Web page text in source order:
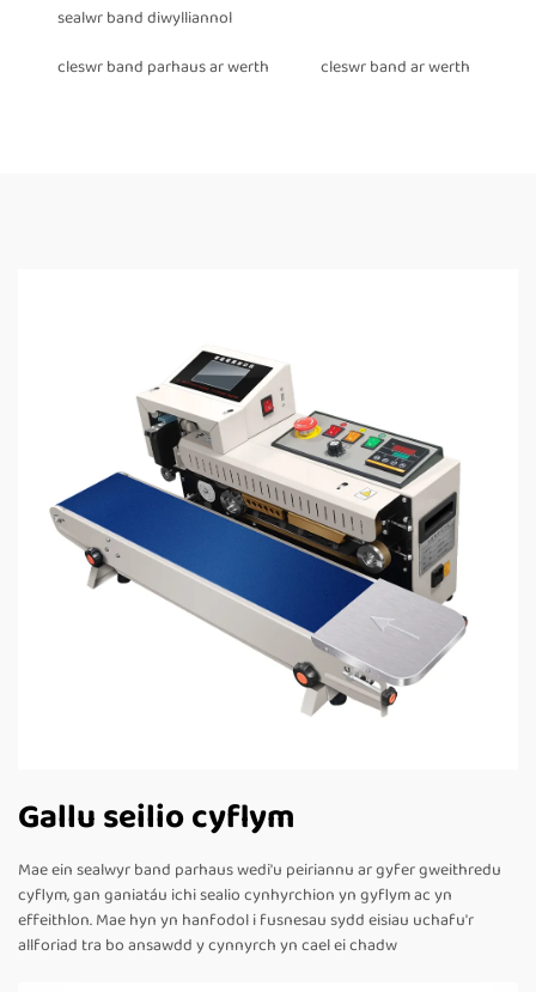
sealwr band diwylliannol
cleswr band parhaus ar werth
cleswr band ar werth
Gallu seilio cyflym
Mae ein sealwyr band parhaus wedi'u peiriannu ar gyfer gweithredu
cyflym, gan ganiatáu ichi sealio cynhyrchion yn gyflym ac yn
effeithlon. Mae hyn yn hanfodol i fusnesau sydd eisiau uchafu'r
allforiad tra bo ansawdd y cynnyrch yn cael ei chadw